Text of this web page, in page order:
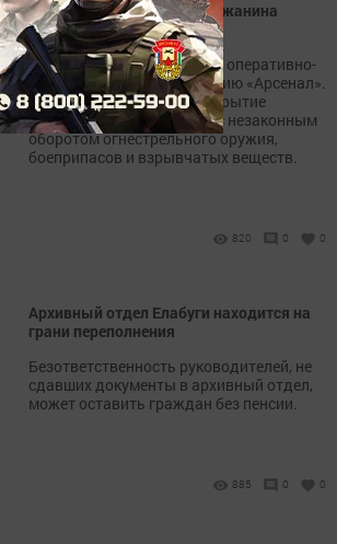
На садовом участке елабужанина
изъяли обрез ружья
МВД Татарстана проводит оперативно-
профилактическую операцию «Арсенал».
Ее цель - выявление и раскрытие
преступлений, связанных с незаконным
оборотом огнестрельного оружия,
боеприпасов и взрывчатых веществ.
820 0 0
Архивный отдел Елабуги находится на
грани переполнения
Безответственность руководителей, не
сдавших документы в архивный отдел,
может оставить граждан без пенсии.
885 0 0